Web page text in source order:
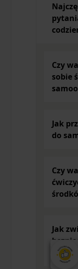
Czy
sobie
Jak
do
Czy
Jak